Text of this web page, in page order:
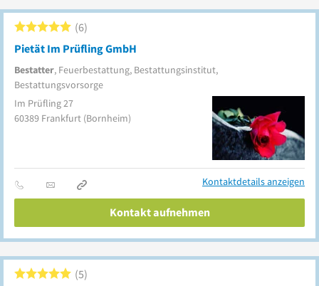
Pietät Im Prüfling GmbH
Bestatter, Feuerbestattung, Bestattungsinstitut,
Bestattungsvorsorge
6
Im Prüfling 27
60389 Frankfurt (Bornheim)
Kontaktdetails anzeigen
Kontakt aufnehmen
5